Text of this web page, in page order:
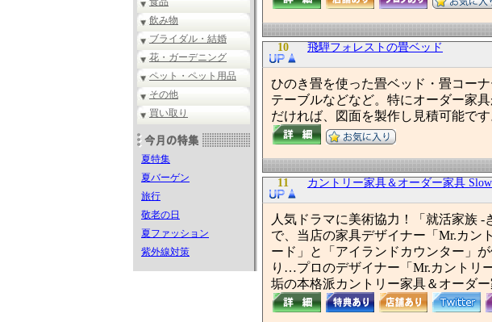
飲み物
ブライダル・結婚
花・ガーデニング
ペット・ペット用品
その他
買い取り
夏特集
夏バーゲン
旅行
敬老の日
夏ファッション
紫外線対策
10 飛騨フォレストの畳ベッド
ひのき畳を使った畳ベッド・畳コー
テーブルなどなど。特にオーダー家
だければ、図面を製作し見積可能です
11 カントリー家具＆オーダー家具
人気ドラマに美術協力！「就活家族
で、当店の家具デザイナー「Mr.カン
ード」と「アイランドカウンター」
り…プロのデザイナー「Mr.カントリ
垢の本格派カントリー家具＆オーダ